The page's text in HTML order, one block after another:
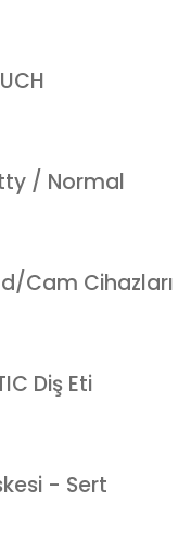
/ Normal
Cam Cihazları
Diş Eti
- Sert